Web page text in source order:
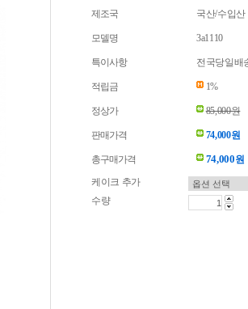
제조국 국산/수입산
모델명 3a1110
특이사항 전국당일배
적립금 1%
정상가 85,000원
판매가격 74,000원
총구매가격 74,000원
케이크 추가
수량